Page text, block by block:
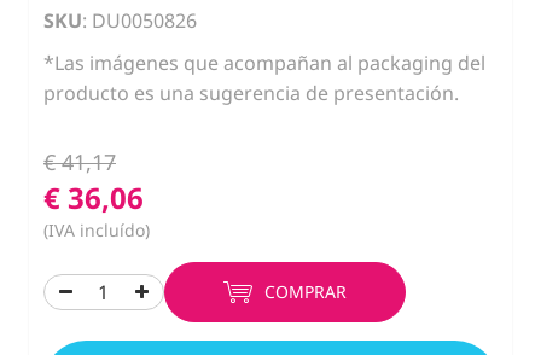
SKU: DU0050826
*Las imágenes que acompañan al packaging del
producto es una sugerencia de presentación.
€ 41,17
€ 36,06
(IVA incluído)
COMPRAR